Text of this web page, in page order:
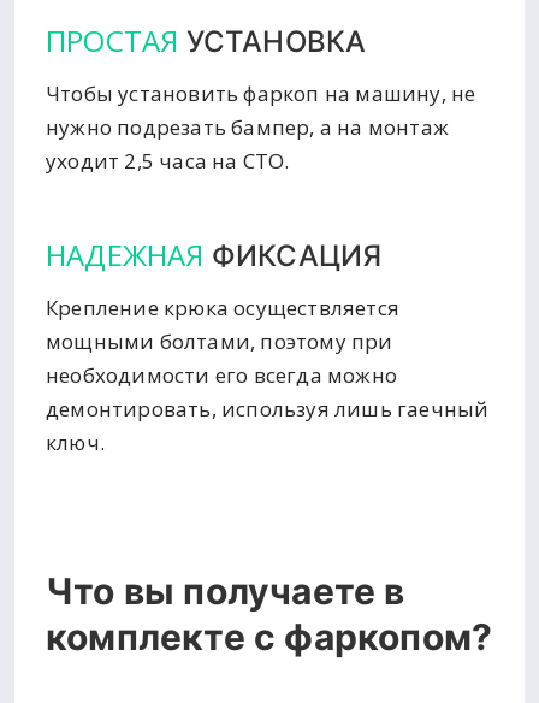
ПРОСТАЯ УСТАНОВКА
Чтобы установить фаркоп на машину, не
нужно подрезать бампер, а на монтаж
уходит 2,5 часа на СТО.
НАДЕЖНАЯ ФИКСАЦИЯ
Крепление крюка осуществляется
мощными болтами, поэтому при
необходимости его всегда можно
демонтировать, используя лишь гаечный
ключ.
Что вы получаете в
комплекте с фаркопом?